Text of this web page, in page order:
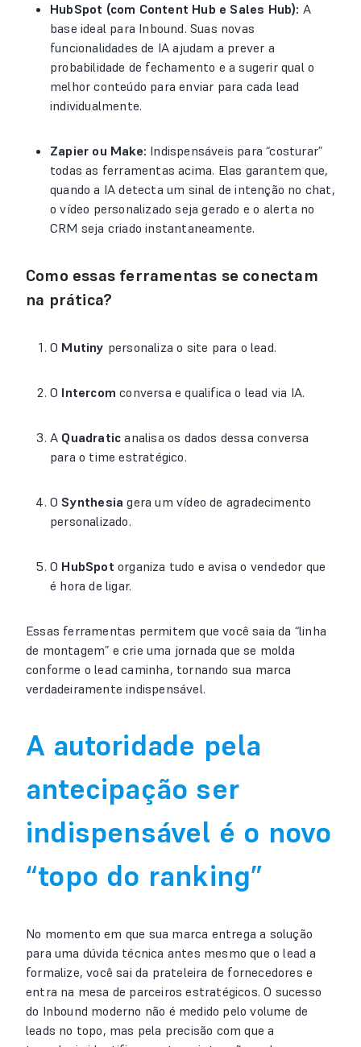
HubSpot (com Content Hub e Sales Hub): A
base ideal para Inbound. Suas novas
funcionalidades de IA ajudam a prever a
probabilidade de fechamento e a sugerir qual o
melhor conteúdo para enviar para cada lead
individualmente.
Zapier ou Make: Indispensáveis para “costurar”
todas as ferramentas acima. Elas garantem que,
quando a IA detecta um sinal de intenção no chat,
o vídeo personalizado seja gerado e o alerta no
CRM seja criado instantaneamente.
Como essas ferramentas se conectam
na prática?
O Mutiny personaliza o site para o lead.
O Intercom conversa e qualifica o lead via IA.
A Quadratic analisa os dados dessa conversa
para o time estratégico.
O Synthesia gera um vídeo de agradecimento
personalizado.
O HubSpot organiza tudo e avisa o vendedor que
é hora de ligar.
Essas ferramentas permitem que você saia da “linha
de montagem” e crie uma jornada que se molda
conforme o lead caminha, tornando sua marca
verdadeiramente indispensável.
A autoridade pela
antecipação ser
indispensável é o novo
“topo do ranking”
No momento em que sua marca entrega a solução
para uma dúvida técnica antes mesmo que o lead a
formalize, você sai da prateleira de fornecedores e
entra na mesa de parceiros estratégicos. O sucesso
do Inbound moderno não é medido pelo volume de
leads no topo, mas pela precisão com que a